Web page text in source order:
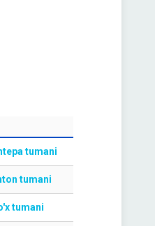
tumani
tumani
tumani